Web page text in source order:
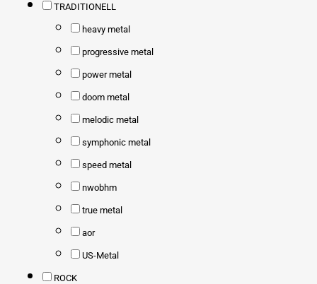
TRADITIONELL
heavy metal
progressive metal
power metal
doom metal
melodic metal
symphonic metal
speed metal
nwobhm
true metal
aor
US-Metal
ROCK